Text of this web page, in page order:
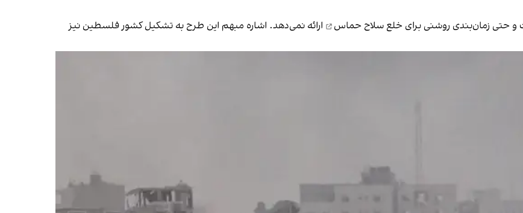
حتی زمان‌بندی روشنی برای خلع سلاح حماس
ارائه نمی‌دهد. اشاره مبهم این طرح به تشکیل کشور فلسطین نیز